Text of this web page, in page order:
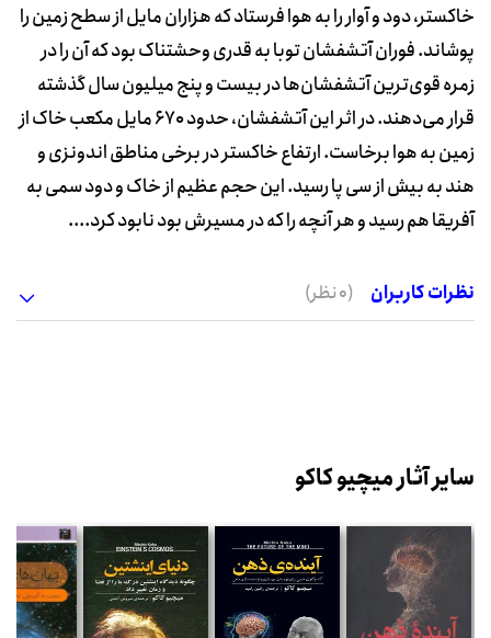
خاکستر، دود و آوار را به هوا فرستاد که هزاران مایل از سطح زمین را
پوشاند. فوران آتشفشان توبا به قدری وحشتناک بود که آن را در
زمره قوی‌ترین آتشفشان‌ها در بیست و پنج میلیون سال گذشته
قرار می‌دهند. در اثر این آتشفشان، حدود 670 مایل مکعب خاک از
زمین به هوا برخاست. ارتفاع خاکستر در برخی مناطق اندونزی و
هند به بیش از سی پا رسید. این حجم عظیم از خاک و دود سمی به
آفریقا هم رسید و هر آنچه را که در مسیرش بود نابود کرد....
نظرات کاربران (0 نظر)
سایر آثار میچیو کاکو